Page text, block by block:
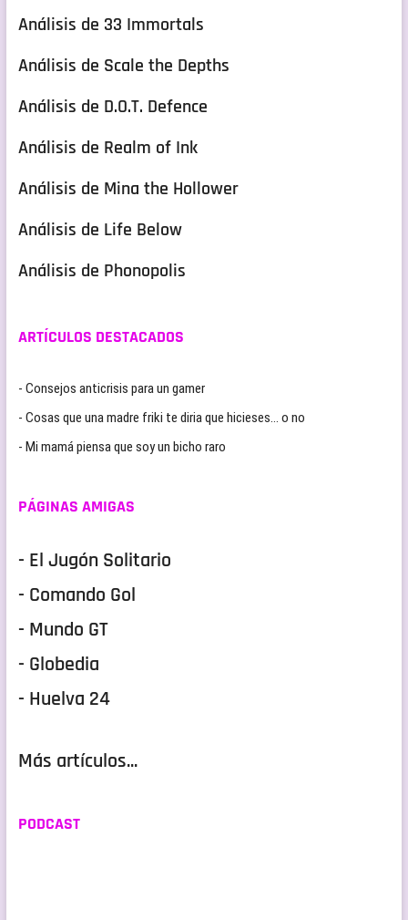
Análisis de 33 Immortals
Análisis de Scale the Depths
Análisis de D.O.T. Defence
Análisis de Realm of Ink
Análisis de Mina the Hollower
Análisis de Life Below
Análisis de Phonopolis
ARTÍCULOS DESTACADOS
- Consejos anticrisis para un gamer
- Cosas que una madre friki te diria que hicieses… o no
- Mi mamá piensa que soy un bicho raro
PÁGINAS AMIGAS
- El Jugón Solitario
- Comando Gol
- Mundo GT
- Globedia
- Huelva 24
Más artículos...
PODCAST